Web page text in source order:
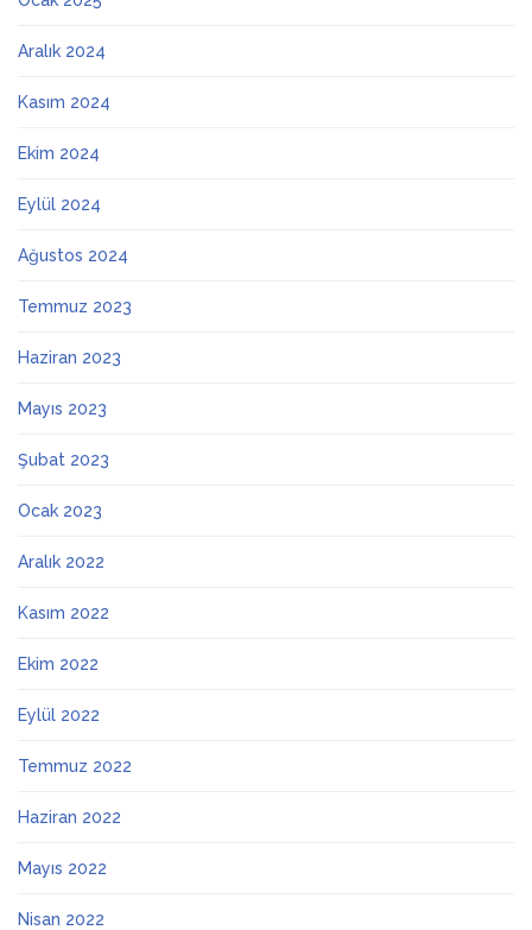
Aralık 2024
Kasım 2024
Ekim 2024
Eylül 2024
Ağustos 2024
Temmuz 2023
Haziran 2023
Mayıs 2023
Şubat 2023
Ocak 2023
Aralık 2022
Kasım 2022
Ekim 2022
Eylül 2022
Temmuz 2022
Haziran 2022
Mayıs 2022
Nisan 2022